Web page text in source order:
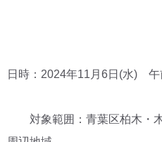
日時：2024年11月6日(水) 午
対象範囲：青葉区柏木・木